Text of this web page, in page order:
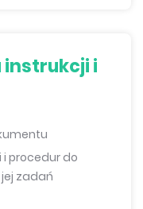
instrukcji i
procedur do
zadań